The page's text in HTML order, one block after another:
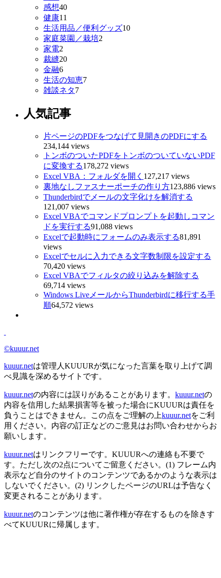
感想40
健康11
生活用品／便利グッズ10
家庭菜園／栽培2
家電2
裁縫20
金融6
生活の知恵7
雑談ネタ7
人気記事
片ページのPDFをつなげて見開きのPDFにする
234,144 views
トンボのついたPDFをトンボのついていないPDF
に変換する178,272 views
Excel VBA：フォルダを開く 127,217 views
裏地なしファスナーポーチの作り方123,886 views
Thunderbirdでメールの文字化けを解消する
121,007 views
Excel VBAでコマンドプロンプトを起動しコマン
ドを実行する91,088 views
Excelで起動時にフォームのみ表示する81,891
views
Excelでセルに入力できる文字数制限を設定する
70,420 views
Excel VBAでフィルタの絞り込みを解除する
69,714 views
Windows LiveメールからThunderbirdに移行する手
順64,572 views
©kuuur.net
kuuur.netは管理人KUUURが気になった言葉を取り上げて調
べ見識を深めるサイトです。
kuuur.netの内容には誤りがあることがあります。 kuuur.netの
内容を信用した結果損害等を被った場合にKUUURは責任を
負うことはできません。この点をご理解の上kuuur.netをご利
用ください。内容の訂正などのご意見はお問い合わせからお
願いします。
kuuur.netはリンクフリーです。KUUURへの連絡も不要で
す。ただし次の2点についてご留意ください。(1) フレーム内
表示など自分のサイトのコンテンツであるかのような表示は
しないでください。(2) リンクしたページのURLは予告なく
変更されることがあります。
kuuur.netのコンテンツは他に著作権が存在するものを除きす
べてKUUURに帰属します。